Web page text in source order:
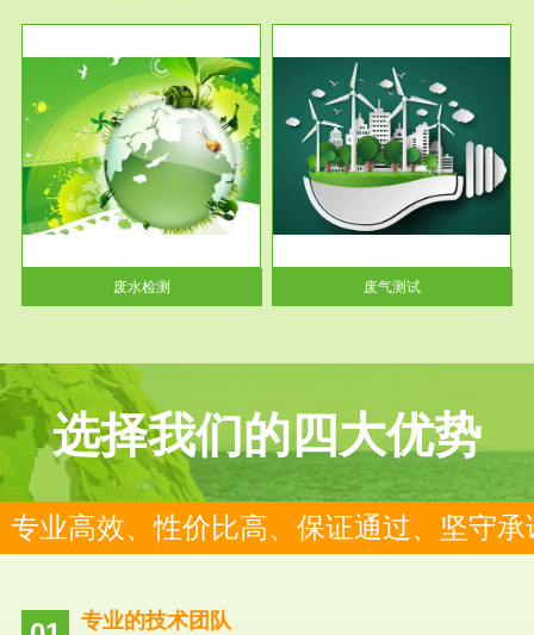
废水检测
服务范围
废气测试
检测范围工业废气检测包括有机
废气和无机废气。有机废气主要
包括...
废气测试
选择我们的四大优势
专业高效、性价比高、保证通过、坚守承
专业的技术团队